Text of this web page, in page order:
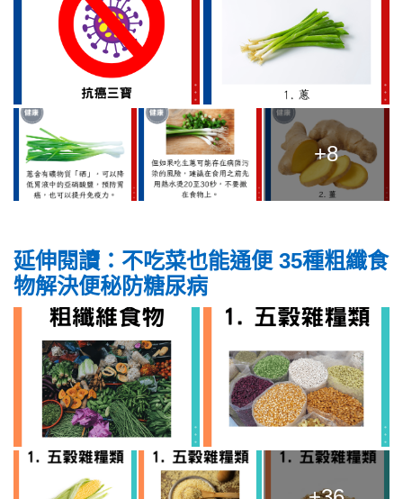
+8
延伸閱讀：不吃菜也能通便 35種粗纖食
物解決便秘防糖尿病